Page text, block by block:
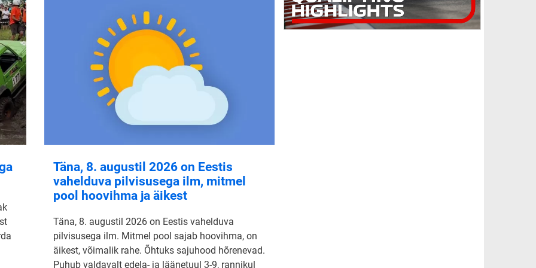
Täna, 8. augustil 2026 on Eestis
vahelduva pilvisusega ilm, mitmel
pool hoovihma ja äikest
Täna, 8. augustil 2026 on Eestis vahelduva
pilvisusega ilm. Mitmel pool sajab hoovihma, on
äikest, võimalik rahe. Õhtuks sajuhood hõrenevad.
Puhub valdavalt edela- ja läänetuul 3-9, rannikul